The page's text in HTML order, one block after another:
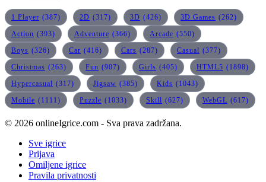
1 Player (387) 2D (317) 3D (426) 3D Games (262)
Action (393) Adventure (366) Arcade (550)
Boys (326) Car (416) Cars (287) Casual (377)
Christmas (263) Fun (907) Girls (405) HTML5 (1898)
Hypercasual (317) Jigsaw (385) Kids (1043)
Mobile (1111) Puzzle (1033) Skill (627) WebGL (617)
© 2026 onlineIgrice.com - Sva prava zadržana.
Sve igrice
Prijava
Omiljene igrice
Pravila privatnosti